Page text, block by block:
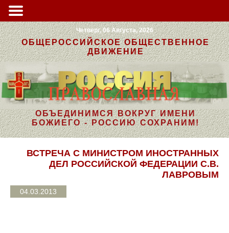
Четверг, 06 Августа, 2026
ОБЩЕРОССИЙСКОЕ ОБЩЕСТВЕННОЕ
ДВИЖЕНИЕ
ОБЪЕДИНИМСЯ ВОКРУГ ИМЕНИ
БОЖИЕГО - РОССИЮ СОХРАНИМ!
ВСТРЕЧА С МИНИСТРОМ ИНОСТРАННЫХ
ДЕЛ РОССИЙСКОЙ ФЕДЕРАЦИИ С.В.
ЛАВРОВЫМ
04.03.2013